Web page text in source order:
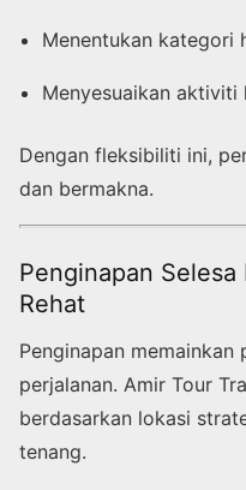
Menentukan kategori
Menyesuaikan aktiviti
Dengan fleksibiliti ini,
dan bermakna.
Penginapan
Rehat
Penginapan memainkan
perjalanan. Amir Tour
berdasarkan lokasi
tenang.